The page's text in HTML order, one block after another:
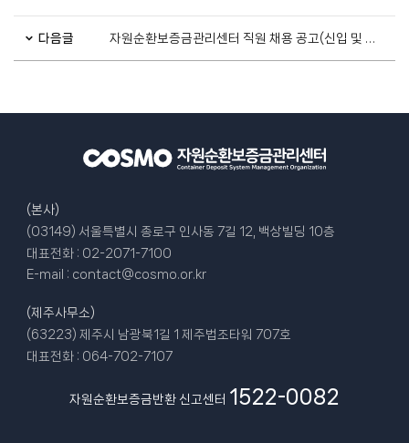
다음글
(본사)
(03149) 서울특별시 종로구 인사동 7길 12, 백상빌딩 10층
대표전화 : 02-2071-7100
E-mail : contact@cosmo.or.kr
(제주사무소)
(63223) 제주시 남광북1길 1 제주법조타워 707호
대표전화 : 064-702-7107
자원순환보증금반환 신고센터 1522-0082